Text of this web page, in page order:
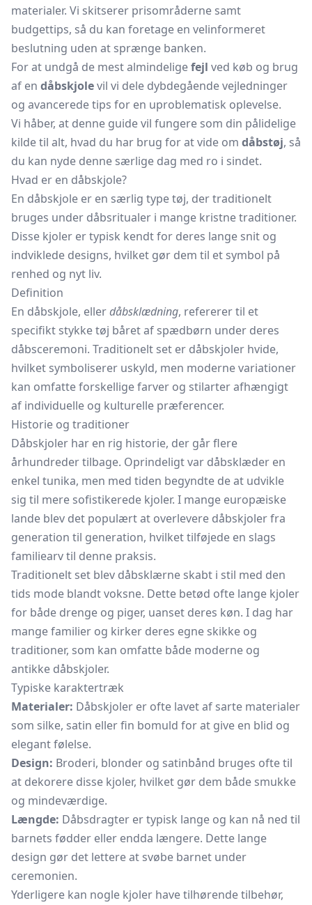
materialer. Vi skitserer prisområderne samt
budgettips, så du kan foretage en velinformeret
beslutning uden at sprænge banken.
For at undgå de mest almindeligefejl ved køb og brug
af en dåbskjolevil vi dele dybdegående vejledninger
og avancerede tips for en uproblematisk oplevelse.
Vi håber, at denne guide vil fungere som din pålidelige
kilde til alt, hvad du har brug for at vide om dåbstøj, så
du kan nyde denne særlige dag med ro i sindet.
Hvad er en dåbskjole?
En dåbskjole er en særlig type tøj, der traditionelt
bruges under dåbsritualer i mange kristne traditioner.
Disse kjoler er typisk kendt for deres lange snit og
indviklede designs, hvilket gør dem til et symbol på
renhed og nyt liv.
Definition
En dåbskjole, ellerdåbsklædning, refererer til et
specifikt stykke tøj båret af spædbørn under deres
dåbsceremoni. Traditionelt set er dåbskjoler hvide,
hvilket symboliserer uskyld, men moderne variationer
kan omfatte forskellige farver og stilarter afhængigt
af individuelle og kulturelle præferencer.
Historie og traditioner
Dåbskjoler har en rig historie, der går flere
århundreder tilbage. Oprindeligt var dåbsklæder en
enkel tunika, men med tiden begyndte de at udvikle
sig til mere sofistikerede kjoler. I mange europæiske
lande blev det populært at overlevere dåbskjoler fra
generation til generation, hvilket tilføjede en slags
familiearv til denne praksis.
Traditionelt set blev dåbsklærne skabt i stil med den
tids mode blandt voksne. Dette betød ofte lange kjoler
for både drenge og piger, uanset deres køn. I dag har
mange familier og kirker deres egne skikke og
traditioner, som kan omfatte både moderne og
antikke dåbskjoler.
Typiske karaktertræk
Materialer: Dåbskjoler er ofte lavet af sarte materialer
som silke, satin eller fin bomuld for at give en blid og
elegant følelse.
Design: Broderi, blonder og satinbånd bruges ofte til
at dekorere disse kjoler, hvilket gør dem både smukke
og mindeværdige.
Længde: Dåbsdragter er typisk lange og kan nå ned til
barnets fødder eller endda længere. Dette lange
design gør det lettere at svøbe barnet under
ceremonien.
Yderligere kan nogle kjoler have tilhørende tilbehør,